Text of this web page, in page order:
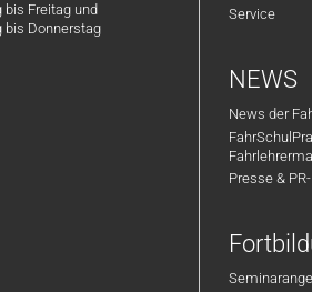
bis Freitag und
bis Donnerstag
Service
NEWS
News der
Presse &